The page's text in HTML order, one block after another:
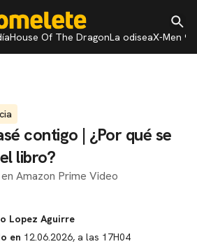
House Of The DragonLa odiseaX-Men 97
contigo | ¿Por qué se
libro?
Amazon Prime Video
Lopez Aguirre
en 12.06.2026, a las 17H04